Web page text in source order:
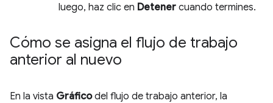
luego, haz clic en Detener cuando termines.
Cómo se asigna el flujo de trabajo
anterior al nuevo
En la vista Gráficodel flujo de trabajo anterior, la